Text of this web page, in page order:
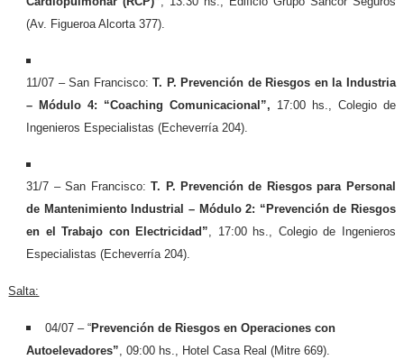
(Av. Figueroa Alcorta 377).
11/07 – San Francisco:T. P. Prevención de Riesgos en la Industria
– Módulo 4: “Coaching Comunicacional”, 17:00 hs., Colegio de
Ingenieros Especialistas (Echeverría 204).
31/7 – San Francisco:T. P. Prevención de Riesgos para Personal
de Mantenimiento Industrial – Módulo 2: “Prevención de Riesgos
en el Trabajo con Electricidad”, 17:00 hs., Colegio de Ingenieros
Especialistas (Echeverría 204).
Salta:
04/07 – “Prevención de Riesgos en Operaciones con
Autoelevadores”, 09:00 hs., Hotel Casa Real (Mitre 669).